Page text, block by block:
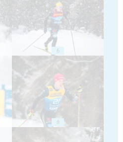
6
8